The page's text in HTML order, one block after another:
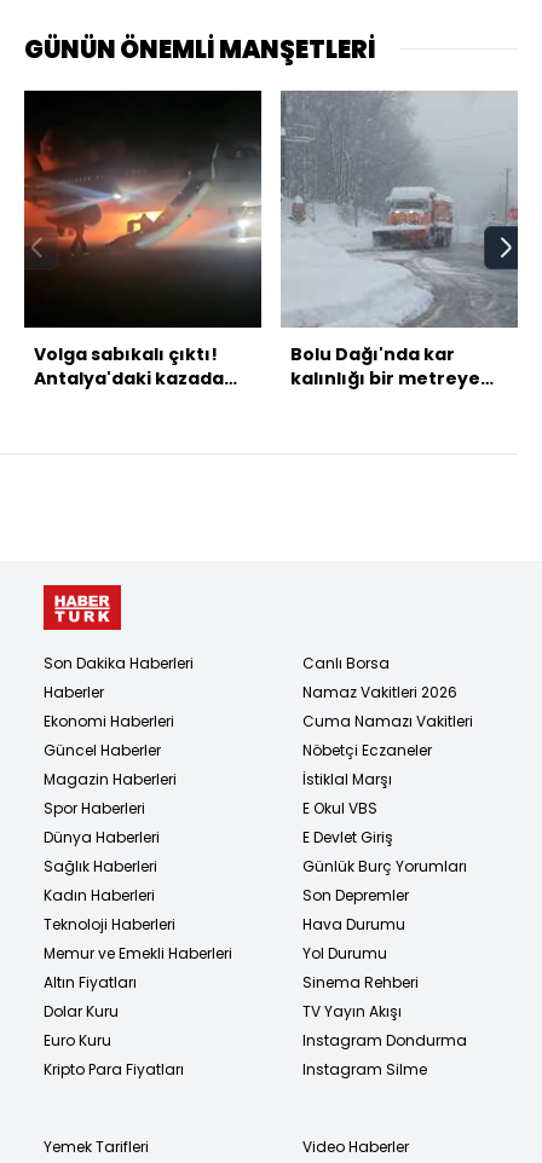
GÜNÜN ÖNEMLİ MANŞETLERİ
Volga sabıkalı çıktı!
Antalya'daki kazada
Bolu Dağı'nda kar
kalınlığı bir metreye
Son Dakika Haberleri
Haberler
Ekonomi Haberleri
Güncel Haberler
Magazin Haberleri
Spor Haberleri
Dünya Haberleri
Sağlık Haberleri
Kadın Haberleri
Teknoloji Haberleri
Memur ve Emekli Haberleri
Altın Fiyatları
Dolar Kuru
Euro Kuru
Kripto Para Fiyatları
Canlı Borsa
Namaz Vakitleri 2026
Cuma Namazı Vakitleri
Nöbetçi Eczaneler
İstiklal Marşı
E Okul VBS
E Devlet Giriş
Günlük Burç Yorumları
Son Depremler
Hava Durumu
Yol Durumu
Sinema Rehberi
TV Yayın Akışı
Instagram Dondurma
Instagram Silme
Yemek Tarifleri
Video Haberler